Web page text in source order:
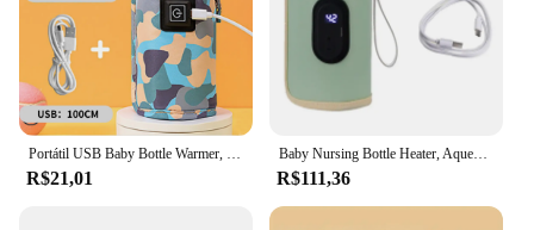
Portátil USB Baby Bottle Warmer, Car Cup Warmer, Ajuste de 3 velocidades, Viagens ao ar livre, Crianças
R$21,01
Baby Nursing Bottle Heater, Aquecedor portátil USB para carro, Acessórios de viagem ao ar livre
R$111,36